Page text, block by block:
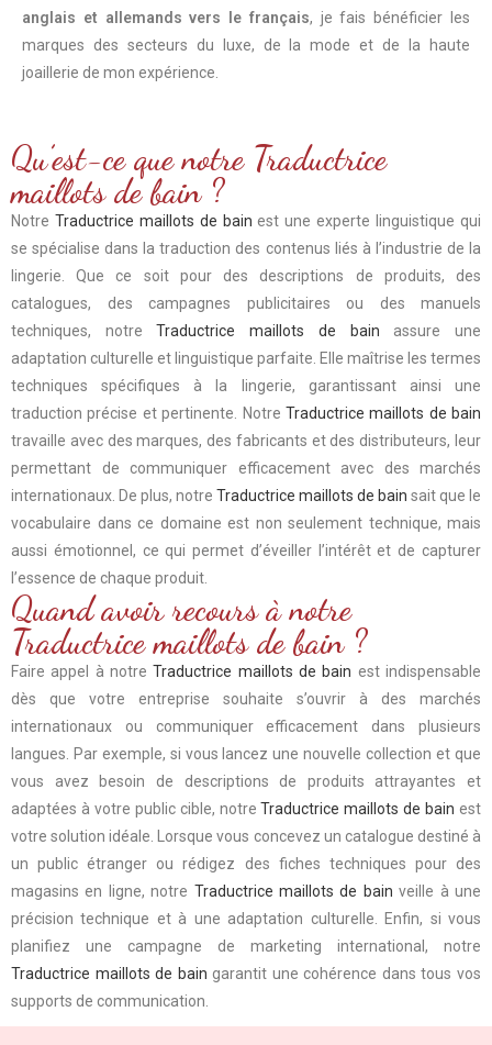
anglais et allemands vers le français, je fais bénéficier les
marques des secteurs du luxe, de la mode et de la haute
joaillerie de mon expérience.
Qu’est-ce que notre Traductrice
maillots de bain ?
Notre Traductrice maillots de bain est une experte linguistique qui
se spécialise dans la traduction des contenus liés à l’industrie de la
lingerie. Que ce soit pour des descriptions de produits, des
catalogues, des campagnes publicitaires ou des manuels
techniques, notreTraductrice maillots de bain assure une
adaptation culturelle et linguistique parfaite. Elle maîtrise les termes
techniques spécifiques à la lingerie, garantissant ainsi une
traduction précise et pertinente. Notre Traductrice maillots de bain
travaille avec des marques, des fabricants et des distributeurs, leur
permettant de communiquer efficacement avec des marchés
internationaux. De plus, notre Traductrice maillots de bain sait que le
vocabulaire dans ce domaine est non seulement technique, mais
aussi émotionnel, ce qui permet d’éveiller l’intérêt et de capturer
l’essence de chaque produit.
Quand avoir recours à notre
Traductrice maillots de bain ?
Faire appel à notreTraductrice maillots de bain est indispensable
dès que votre entreprise souhaite s’ouvrir à des marchés
internationaux ou communiquer efficacement dans plusieurs
langues. Par exemple, si vous lancez une nouvelle collection et que
vous avez besoin de descriptions de produits attrayantes et
adaptées à votre public cible, notreTraductrice maillots de bain est
votre solution idéale. Lorsque vous concevez un catalogue destiné à
un public étranger ou rédigez des fiches techniques pour des
magasins en ligne, notre Traductrice maillots de bain veille à une
précision technique et à une adaptation culturelle. Enfin, si vous
planifiez une campagne de marketing international, notre
Traductrice maillots de bain garantit une cohérence dans tous vos
supports de communication.